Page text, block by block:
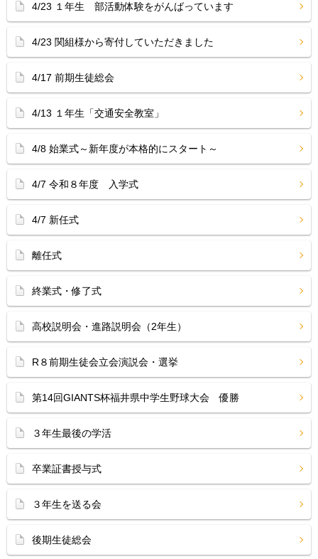
4/23 １年生 部活動体験をがんばっています
4/23 関組様から寄付していただきました
4/17 前期生徒総会
4/13 １年生「交通安全教室」
4/8 始業式～新年度が本格的にスタート～
4/7 令和８年度 入学式
4/7 新任式
離任式
終業式・修了式
高校説明会・進路説明会（2年生）
R８前期生徒会立会演説会・選挙
第14回GIANTS杯福井県中学生野球大会 優勝
３年生最後の学活
卒業証書授与式
３年生を送る会
後期生徒総会